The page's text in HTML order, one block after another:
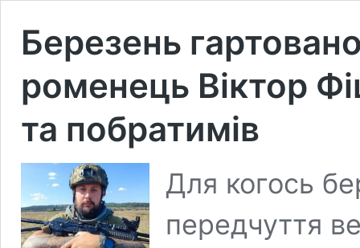
Березень
роменець Віктор
та побратимів
Для когось
передчуття